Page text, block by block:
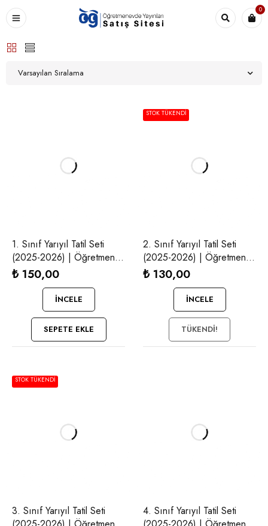
0
Varsayılan Sıralama
1. Sınıf Yarıyıl Tatil Seti
(2025-2026) | Öğretmen
Evde Yayınları
₺ 150,00
İNCELE
SEPETE EKLE
STOK TÜKENDI
2. Sınıf Yarıyıl Tatil Seti
(2025-2026) | Öğretmen
Evde Yayınları
₺ 130,00
İNCELE
TÜKENDI!
STOK TÜKENDI
3. Sınıf Yarıyıl Tatil Seti
4. Sınıf Yarıyıl Tatil Seti